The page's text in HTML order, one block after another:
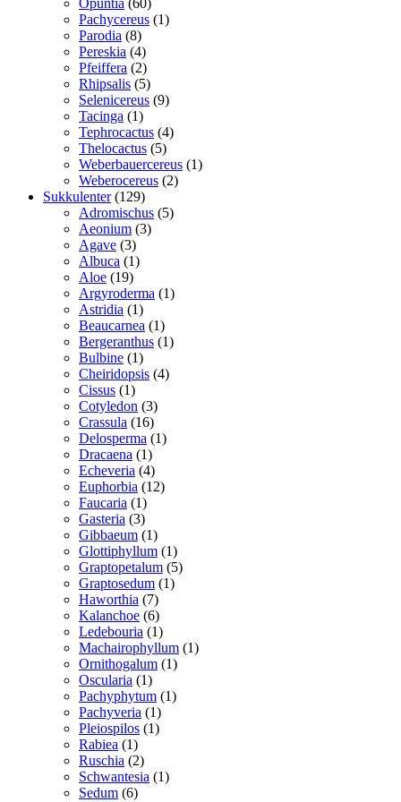
Opuntia 60
varer
Pachycereus 11
Parodia 88
varer
Pereskia 44
varer
Pfeiffera 22
varer
Rhipsalis 55
varer
Selenicereus 99
Tacinga 11
vare
Tephrocactus 44
Thelocactus 55
varer
Weberbauercereus 11
Weberocereus 22
Sukkulenter 129129
varer
Adromischus 55
Aeonium 33
Agave 33
varer
Albuca 11
Aloe 1919
varer
Argyroderma 11
Astridia 11
vare
Beaucarnea 11
vare
Bergeranthus 11
Bulbine 11
vare
Cheiridopsis 44
Cissus 11
vare
Cotyledon 33
varer
Crassula 1616
varer
Delosperma 11
Dracaena 11
vare
Echeveria 44
varer
Euphorbia 1212
Faucaria 11
vare
Gasteria 33
varer
Gibbaeum 11
vare
Glottiphyllum 11
vare
Graptopetalum 55
Graptosedum 11
Haworthia 77
varer
Kalanchoe 66
varer
Ledebouria 11
vare
Machairophyllum 11
Ornithogalum 11
Oscularia 11
vare
Pachyphytum 11
Pachyveria 11
vare
Pleiospilos 11
Rabiea 11
vare
Ruschia 22
varer
Schwantesia 11
Sedum 66